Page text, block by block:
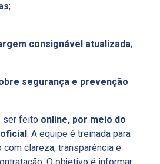
;
consignável atualizada;
segurança e prevenção
ser feito online, por meio do
. A equipe é treinada para
clareza, transparência e